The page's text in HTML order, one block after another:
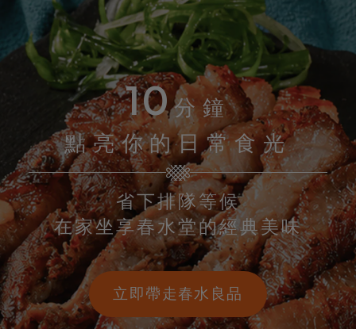
10分鐘
點亮你的日常食光
省下排隊等候
在家坐享春水堂的經典美味
立即帶走春水良品